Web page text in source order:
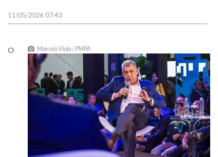
11/05/2026 07:43
Marcelo Viola / PMPA
O